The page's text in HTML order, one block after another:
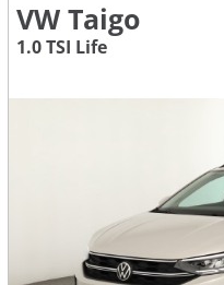
VW Taigo
1.0 TSI Life